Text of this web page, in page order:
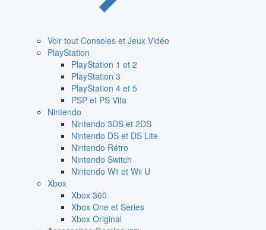
Voir tout Consoles et Jeux Vidéo
PlayStation
PlayStation 1 et 2
PlayStation 3
PlayStation 4 et 5
PSP et PS Vita
Nintendo
Nintendo 3DS et 2DS
Nintendo DS et DS Lite
Nintendo Rétro
Nintendo Switch
Nintendo Wii et Wii U
Xbox
Xbox 360
Xbox One et Series
Xbox Original